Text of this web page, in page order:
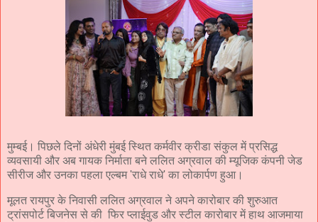
मुम्बई। पिछले दिनों अंधेरी मुंबई स्थित कर्मवीर क्रीडा संकुल में प्रसिद्ध
व्यवसायी और अब गायक निर्माता बने ललित अग्रवाल की म्यूजिक कंपनी जेड
सीरीज और उनका पहला एल्बम 'राधे राधे' का लोकार्पण हुआ।
मूलत रायपुर के निवासी ललित अग्रवाल ने अपने कारोबार की शुरुआत
ट्रांसपोर्ट बिजनेस से की फिर प्लाईवुड और स्टील कारोबार में हाथ आजमाया